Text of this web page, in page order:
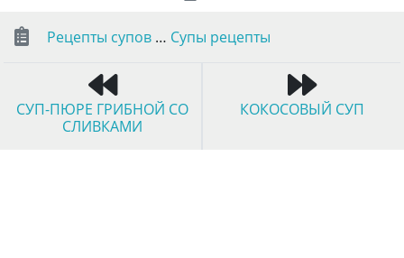
Рецепты супов … Супы рецепты
СУП-ПЮРЕ ГРИБНОЙ СО
СЛИВКАМИ
КОКОСОВЫЙ СУП